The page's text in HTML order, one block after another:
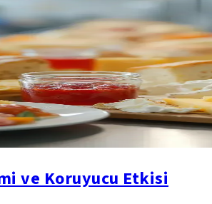
ve Koruyucu Etkisi